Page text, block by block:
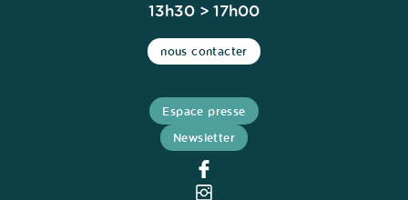
13h30 > 17h00
nous contacter
Espace presse
Newsletter